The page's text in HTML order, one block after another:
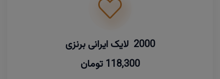
2000 لایک ایرانی برنزی
118,300 تومان